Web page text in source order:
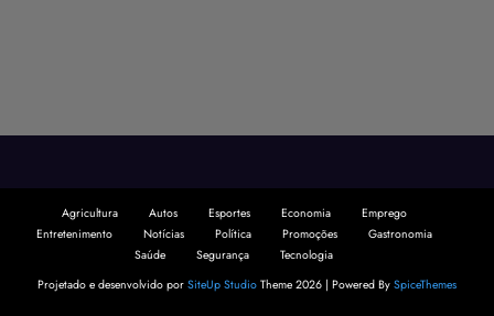
Agricultura Autos Esportes Economia
Emprego
Entretenimento
Notícias Política Promoções
Gastronomia
Saúde
Segurança
Tecnologia
Projetado e desenvolvido por SiteUp Studio Theme 2026 | Powered By SpiceThemes